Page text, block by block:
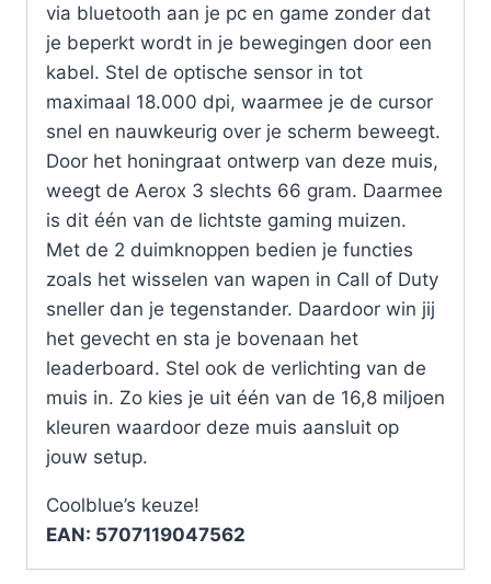
via bluetooth aan je pc en game zonder dat
je beperkt wordt in je bewegingen door een
kabel. Stel de optische sensor in tot
maximaal 18.000 dpi, waarmee je de cursor
snel en nauwkeurig over je scherm beweegt.
Door het honingraat ontwerp van deze muis,
weegt de Aerox 3 slechts 66 gram. Daarmee
is dit één van de lichtste gaming muizen.
Met de 2 duimknoppen bedien je functies
zoals het wisselen van wapen in Call of Duty
sneller dan je tegenstander. Daardoor win jij
het gevecht en sta je bovenaan het
leaderboard. Stel ook de verlichting van de
muis in. Zo kies je uit één van de 16,8 miljoen
kleuren waardoor deze muis aansluit op
jouw setup.
Coolblue’s keuze!
EAN: 5707119047562